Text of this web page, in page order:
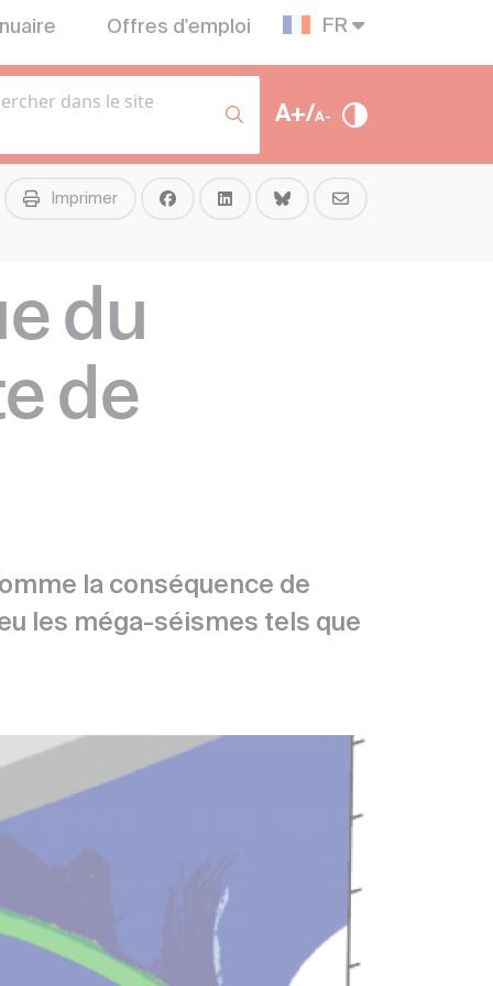
Offres d'emploi FR
A+/A-
Imprimer
du
de
la conséquence de
les méga-séismes tels que